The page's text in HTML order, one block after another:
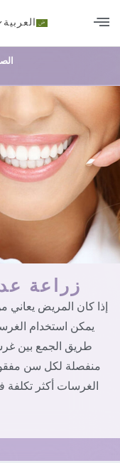
العربية
زراعة
إذا كان المريض يعاني
يمكن استخدام
طريق الجمع بين
منفصلة لكل سن
الغرسات أكثر تكلفة